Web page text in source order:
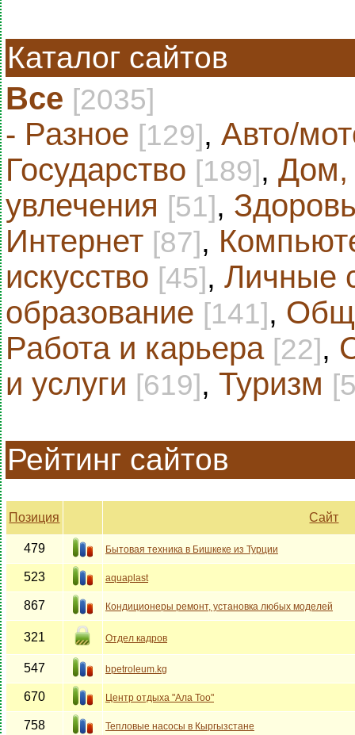
Каталог сайтов
Все [2035]
- Разное [129], Авто/
Государство [189], Дом,
увлечения [51],
Интернет [87],
искусство [45], Личные
образование [141],
Работа и карьера [22],
и услуги [619], Туризм
Рейтинг сайтов
Позиция Сайт
479 Бытовая техника в Бишкеке из Турции
523 aquaplast
867 Кондиционеры ремонт, установка любых моделей
321 Отдел кадров
547 bpetroleum.kg
670 Центр отдыха "Ала Тоо"
758 Тепловые насосы в Кыргызстане